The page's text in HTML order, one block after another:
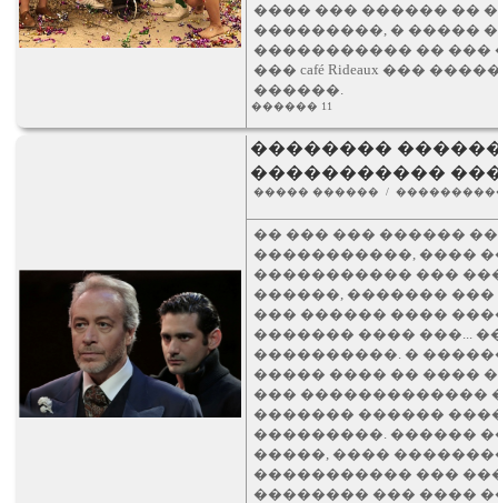
���� ��� ������ ��
���������, � �����
����������� ��
��� café Rideaux ���
������.
������ 11
��������
�����������
����� ������ /
�� ��� ��� ������
�����������, ����
����������� ���
������, �������
��� ������ ����
������� ���� ���...
����������. �
����� ���� �� ����
��� �������������
������� ������
���������. ������
�����, ����
����������� ���
�������� ��� ����